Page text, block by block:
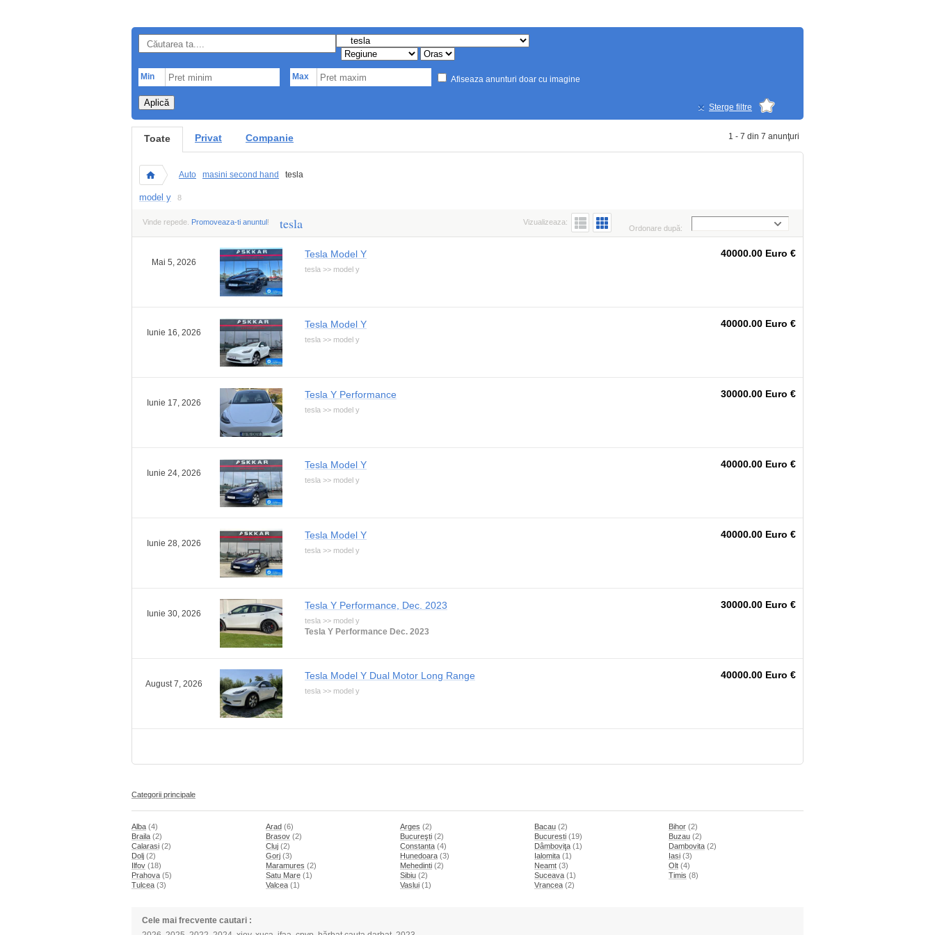
Min Max Afiseaza anunturi doar cu imagine
Aplică Sterge filtre
1 - 7 din 7 anunţuri
Toate Privat Companie
Auto masini second hand tesla
model y 8
Vinde repede. Promoveaza-ti anuntul! tesla Ordonare după:
Vizualizeaza:
Mai 5, 2026
Tesla Model Y
tesla >> model y
40000.00 Euro €
Iunie 16, 2026
Tesla Model Y
tesla >> model y
40000.00 Euro €
Iunie 17, 2026
Tesla Y Performance
tesla >> model y
30000.00 Euro €
Iunie 24, 2026
Tesla Model Y
tesla >> model y
40000.00 Euro €
Iunie 28, 2026
Tesla Model Y
tesla >> model y
40000.00 Euro €
Iunie 30, 2026
Tesla Y Performance, Dec. 2023
tesla >> model y
Tesla Y Performance Dec. 2023
30000.00 Euro €
August 7, 2026
Tesla Model Y Dual Motor Long Range
tesla >> model y
40000.00 Euro €
Categorii principale
Alba (4) Arad (6) Arges (2) Bacau (2) Bihor (2)
Braila (2) Brasov (2) Bucureşti (2) Bucuresti (19) Buzau (2)
Calarasi (2) Cluj (2) Constanta (4) Dâmboviţa (1) Dambovita (2)
Dolj (2) Gorj (3) Hunedoara (3) Ialomita (1) Iasi (3)
Ilfov (18) Maramures (2) Mehedinti (2) Neamt (3) Olt (4)
Prahova (5) Satu Mare (1) Sibiu (2) Suceava (1) Timis (8)
Tulcea (3) Valcea (1) Vaslui (1) Vrancea (2)
Cele mai frecvente cautari :